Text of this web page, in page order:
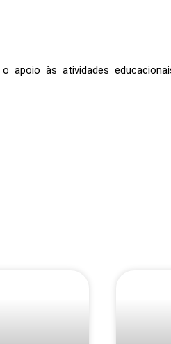
apoio às atividades